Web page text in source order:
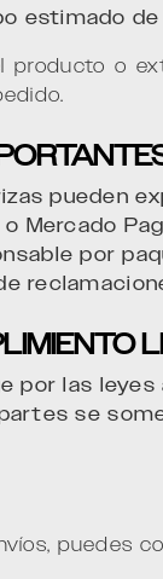
estimado
producto o
pueden
Mercado
por
por las
se
puedes